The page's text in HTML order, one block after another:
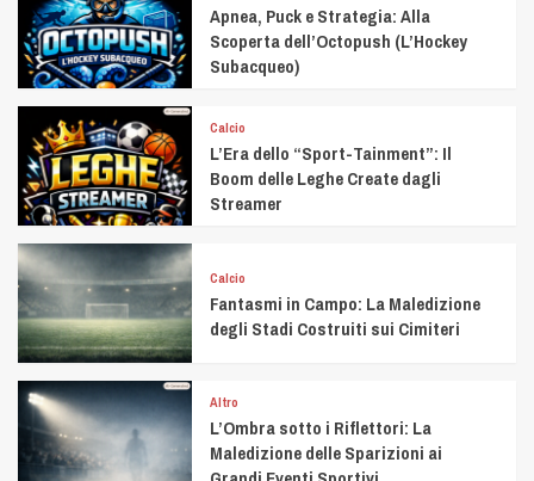
Apnea, Puck e Strategia: Alla
Scoperta dell’Octopush (L’Hockey
Subacqueo)
Calcio
L’Era dello “Sport-Tainment”: Il
Boom delle Leghe Create dagli
Streamer
Calcio
Fantasmi in Campo: La Maledizione
degli Stadi Costruiti sui Cimiteri
Altro
L’Ombra sotto i Riflettori: La
Maledizione delle Sparizioni ai